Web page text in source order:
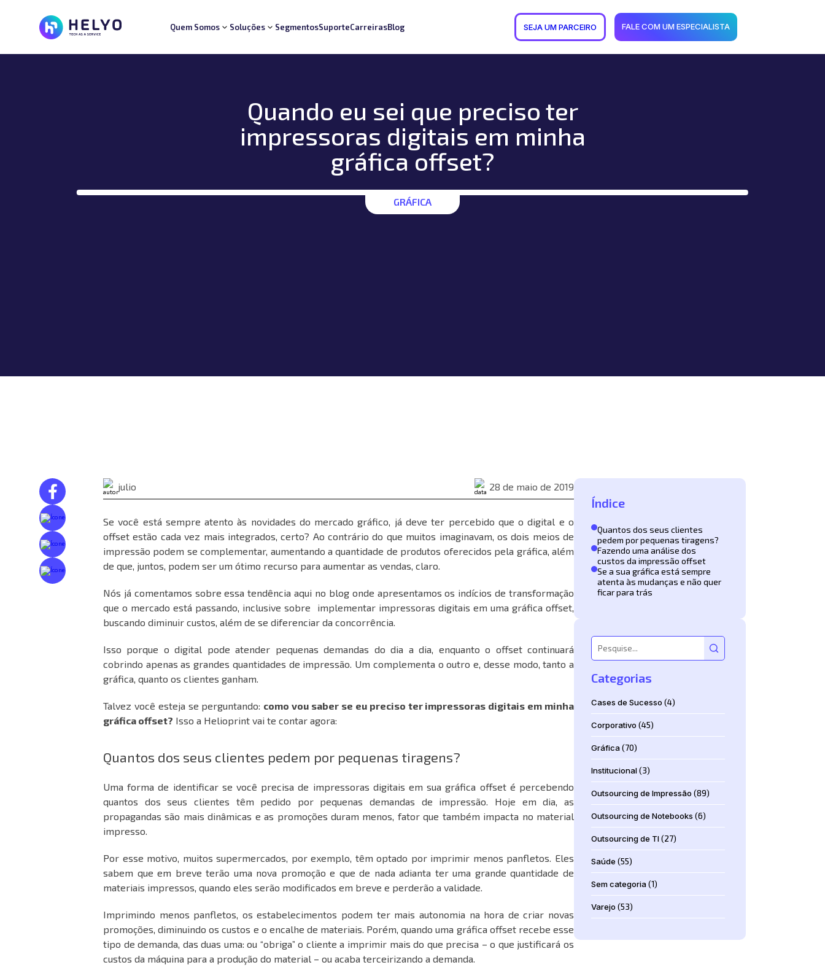
Quem Somos Soluções SegmentosSuporteCarreirasBlog SEJA UM PARCEIRO FALE COM UM ESPECIALISTA
Quem Somos
Quando eu sei que preciso ter
impressoras digitais em minha
gráfica offset?
GRÁFICA
julio 28 de maio de 2019
Se você está sempre atento às novidades do mercado gráfico, já deve ter percebido que o digital e o
offset estão cada vez mais integrados, certo? Ao contrário do que muitos imaginavam, os dois meios de
impressão podem se complementar, aumentando a quantidade de produtos oferecidos pela gráfica, além
de que, juntos, podem ser um ótimo recurso para aumentar as vendas, claro.
Nós já comentamos sobre essatendência aqui no blogonde apresentamos os indícios de transformação
que o mercado está passando, inclusive sobre implementar impressoras digitais em uma gráfica offset,
buscando diminuir custos, além de se diferenciar da concorrência.
Isso porque o digital pode atender pequenas demandas do dia a dia, enquanto o offset continuará
cobrindo apenas as grandes quantidades de impressão. Um complementa o outro e, desse modo, tanto a
gráfica, quanto os clientes ganham.
Talvez você esteja se perguntando: como vou saber se eu preciso ter impressoras digitais em minha
gráfica offset? Isso a Helioprint vai te contar agora:
Quantos dos seus clientes pedem por pequenas tiragens?
Uma forma de identificar se você precisa de impressoras digitais em sua gráfica offset é percebendo
quantos dos seus clientes têm pedido por pequenas demandas de impressão. Hoje em dia, as
propagandas são mais dinâmicas e as promoções duram menos, fator que também impacta no material
impresso.
Por esse motivo, muitos supermercados, por exemplo, têm optado por imprimir menos panfletos. Eles
sabem que em breve terão uma nova promoção e que de nada adianta ter uma grande quantidade de
materiais impressos, quando eles serão modificados em breve e perderão a validade.
Imprimindo menos panfletos, os estabelecimentos podem ter mais autonomia na hora de criar novas
promoções, diminuindo os custos e o encalhe de materiais. Porém, quando uma gráfica offset recebe esse
tipo de demanda, das duas uma: ou “obriga” o cliente a imprimir mais do que precisa – o que justificará os
custos da máquina para a produção do material – ou acaba terceirizando a demanda.
Índice
Quantos dos seus clientes
pedem por pequenas tiragens?
Fazendo uma análise dos
custos da impressão offset
Se a sua gráfica está sempre
atenta às mudanças e não quer
ficar para trás
Categorias
Cases de Sucesso (4)
Corporativo (45)
Gráfica(70)
Institucional(3)
Outsourcing de Impressão (89)
Outsourcing de Notebooks (6)
Outsourcing de TI(27)
Saúde (55)
Sem categoria(1)
Varejo (53)